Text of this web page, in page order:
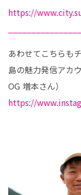
https://
あわせてこちらも
島の魅力発信アカ
https://